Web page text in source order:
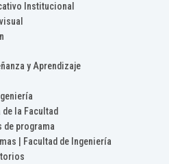
Institucional
y Aprendizaje
la Facultad
de programa
| Facultad de Ingeniería